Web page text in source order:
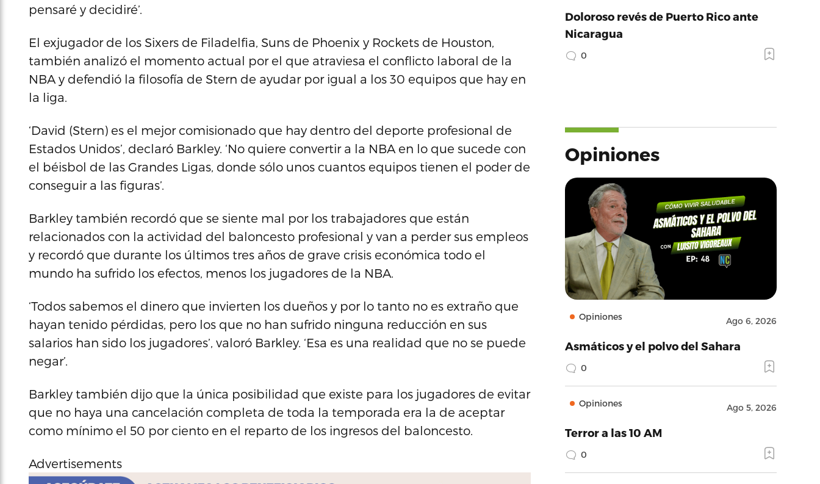
pensaré y decidiré’.
El exjugador de los Sixers de Filadelfia, Suns de Phoenix y Rockets de Houston,
también analizó el momento actual por el que atraviesa el conflicto laboral de la
NBA y defendió la filosofía de Stern de ayudar por igual a los 30 equipos que hay en
la liga.
‘David (Stern) es el mejor comisionado que hay dentro del deporte profesional de
Estados Unidos’, declaró Barkley. ‘No quiere convertir a la NBA en lo que sucede con
el béisbol de las Grandes Ligas, donde sólo unos cuantos equipos tienen el poder de
conseguir a las figuras’.
Barkley también recordó que se siente mal por los trabajadores que están
relacionados con la actividad del baloncesto profesional y van a perder sus empleos
y recordó que durante los últimos tres años de grave crisis económica todo el
mundo ha sufrido los efectos, menos los jugadores de la NBA.
‘Todos sabemos el dinero que invierten los dueños y por lo tanto no es extraño que
hayan tenido pérdidas, pero los que no han sufrido ninguna reducción en sus
salarios han sido los jugadores’, valoró Barkley. ‘Esa es una realidad que no se puede
negar’.
Barkley también dijo que la única posibilidad que existe para los jugadores de evitar
que no haya una cancelación completa de toda la temporada era la de aceptar
como mínimo el 50 por ciento en el reparto de los ingresos del baloncesto.
Advertisements
Doloroso revés de Puerto Rico ante
Nicaragua
0
Opiniones
Opiniones Ago 6, 2026
Asmáticos y el polvo del Sahara
0
Opiniones Ago 5, 2026
Terror a las 10 AM
0